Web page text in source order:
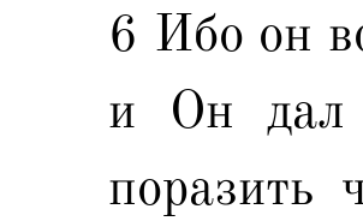
6 Ибо он
и Он дал
поразить